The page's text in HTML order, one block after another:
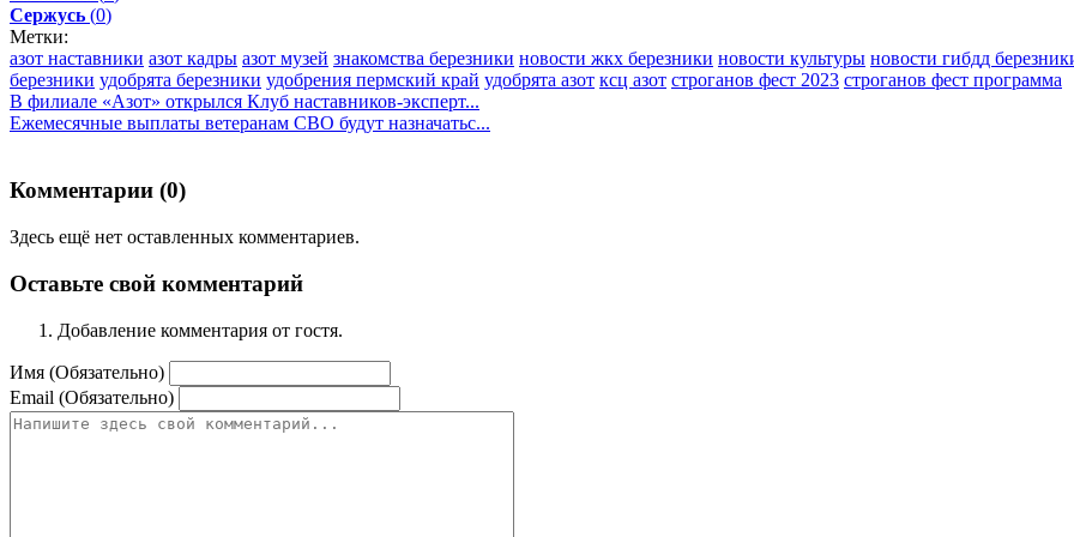
Сержусь (0)
Метки:
азот наставники азот кадры азот музей знакомства березники новости жкх березники новости культуры новости гибдд
березники удобрята березники удобрения пермский край удобрята азот ксц азот строганов фест 2023 строганов фест программа
В филиале «Азот» открылся Клуб наставников-эксперт...
Ежемесячные выплаты ветеранам СВО будут назначатьс...
Комментарии (0)
Здесь ещё нет оставленных комментариев.
Оставьте свой комментарий
Добавление комментария от гостя.
Имя (Обязательно)
Email (Обязательно)